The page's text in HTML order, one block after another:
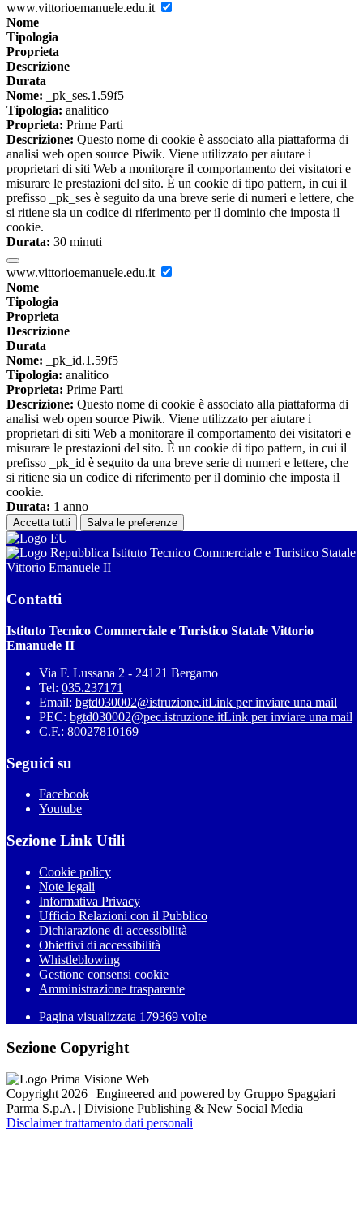
www.vittorioemanuele.edu.it
Nome
Tipologia
Proprieta
Descrizione
Durata
Nome: _pk_ses.1.59f5
Tipologia: analitico
Proprieta: Prime Parti
Descrizione: Questo nome di cookie è associato alla piattaforma di
analisi web open source Piwik. Viene utilizzato per aiutare i
proprietari di siti Web a monitorare il comportamento dei visitatori e
misurare le prestazioni del sito. È un cookie di tipo pattern, in cui il
prefisso _pk_ses è seguito da una breve serie di numeri e lettere, che
si ritiene sia un codice di riferimento per il dominio che imposta il
cookie.
Durata: 30 minuti
www.vittorioemanuele.edu.it
Nome
Tipologia
Proprieta
Descrizione
Durata
Nome: _pk_id.1.59f5
Tipologia: analitico
Proprieta: Prime Parti
Descrizione: Questo nome di cookie è associato alla piattaforma di
analisi web open source Piwik. Viene utilizzato per aiutare i
proprietari di siti Web a monitorare il comportamento dei visitatori e
misurare le prestazioni del sito. È un cookie di tipo pattern, in cui il
prefisso _pk_id è seguito da una breve serie di numeri e lettere, che
si ritiene sia un codice di riferimento per il dominio che imposta il
cookie.
Durata: 1 anno
Accetta tutti Salva le preferenze
Istituto Tecnico Commerciale e Turistico Statale
Vittorio Emanuele II
Contatti
Istituto Tecnico Commerciale e Turistico Statale Vittorio
Emanuele II
Via F. Lussana 2 - 24121 Bergamo
Tel: 035.237171
Email: bgtd030002@istruzione.itLink per inviare una mail
PEC: bgtd030002@pec.istruzione.itLink per inviare una mail
C.F.: 80027810169
Seguici su
Facebook
Youtube
Sezione Link Utili
Cookie policy
Note legali
Informativa Privacy
Ufficio Relazioni con il Pubblico
Dichiarazione di accessibilità
Obiettivi di accessibilità
Whistleblowing
Gestione consensi cookie
Amministrazione trasparente
Pagina visualizzata 179369 volte
Sezione Copyright
Copyright 2026 | Engineered and powered by Gruppo Spaggiari
Parma S.p.A. | Divisione Publishing & New Social Media
Disclaimer trattamento dati personali